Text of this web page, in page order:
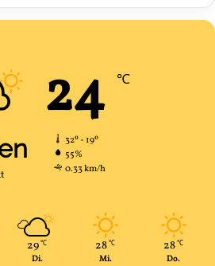
24 ℃
32º - 19º
55%
0.33 km/h
29 ℃
Di.
28 ℃
Mi.
28 ℃
Do.